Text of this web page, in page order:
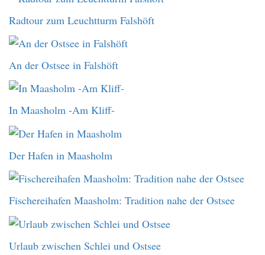
Radtour zum Leuchtturm Falshöft
An der Ostsee in Falshöft
In Maasholm -Am Kliff-
Der Hafen in Maasholm
Fischereihafen Maasholm: Tradition nahe der Ostsee
Urlaub zwischen Schlei und Ostsee